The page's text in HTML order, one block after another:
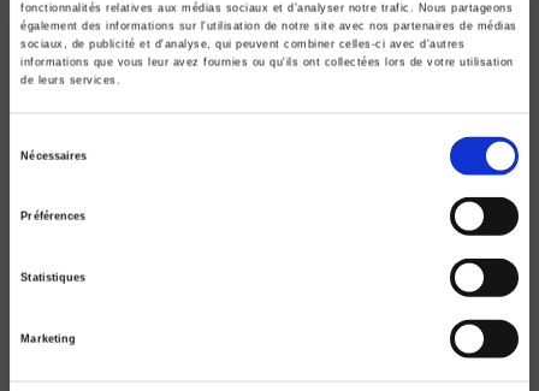
fonctionnalités relatives aux médias sociaux et d'analyser notre trafic. Nous partageons
également des informations sur l'utilisation de notre site avec nos partenaires de médias
sociaux, de publicité et d'analyse, qui peuvent combiner celles-ci avec d'autres
informations que vous leur avez fournies ou qu'ils ont collectées lors de votre utilisation
de leurs services.
Nécessaires
Préférences
Statistiques
Marketing